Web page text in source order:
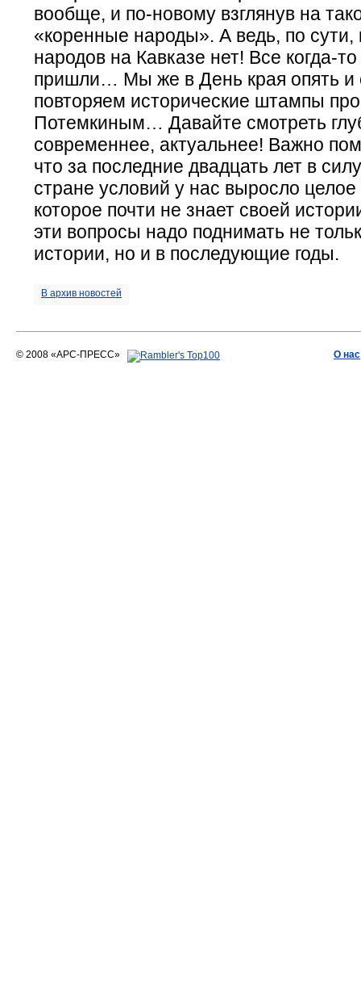
вообще, и по-новому взглянув на
«коренные народы». А ведь, по сути,
народов на Кавказе нет! Все когда-
пришли… Мы же в День края опять и
повторяем исторические штампы
Потемкиным… Давайте смотреть
современнее, актуальнее! Важно
что за последние двадцать лет в
стране условий у нас выросло целое
которое почти не знает своей
эти вопросы надо поднимать не
истории, но и в последующие годы.
В архив новостей
© 2008 «АРС-ПРЕСС» О нас